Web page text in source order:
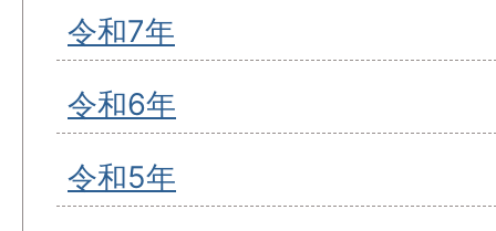
令和7年
令和6年
令和5年